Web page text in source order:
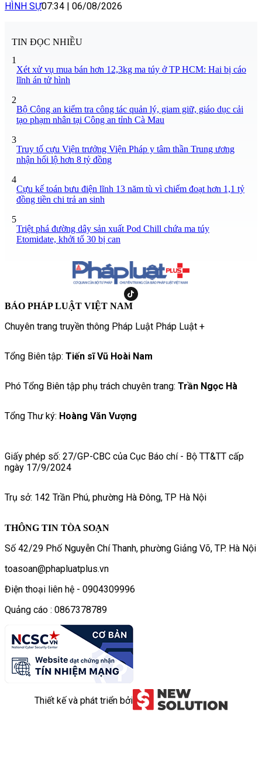
HÌNH SỰ07:34 06/08/2026
TIN ĐỌC NHIỀU
1
Xét xử vụ mua bán hơn 12,3kg ma túy ở TP HCM: Hai bị cáo
lĩnh án tử hình
2
Bộ Công an kiểm tra công tác quản lý, giam giữ, giáo dục cải
tạo phạm nhân tại Công an tỉnh Cà Mau
3
Truy tố cựu Viện trưởng Viện Pháp y tâm thần Trung ương
nhận hối lộ hơn 8 tỷ đồng
4
Cựu kế toán bưu điện lĩnh 13 năm tù vì chiếm đoạt hơn 1,1 tỷ
đồng tiền chi trả an sinh
5
Triệt phá đường dây sản xuất Pod Chill chứa ma túy
Etomidate, khởi tố 30 bị can
BÁO PHÁP LUẬT VIỆT NAM
Chuyên trang truyền thông Pháp Luật Pháp Luật +
Tổng Biên tập: Tiến sĩ Vũ Hoài Nam
Phó Tổng Biên tập phụ trách chuyên trang: Trần Ngọc Hà
Tổng Thư ký: Hoàng Văn Vượng
Giấy phép số: 27/GP-CBC của Cục Báo chí - Bộ TT&TT cấp
ngày 17/9/2024
Trụ sở: 142 Trần Phú, phường Hà Đông, TP Hà Nội
THÔNG TIN TÒA SOẠN
Số 42/29 Phố Nguyễn Chí Thanh, phường Giảng Võ, TP. Hà Nội
toasoan@phapluatplus.vn
Điện thoại liên hệ - 0904309996
Quảng cáo : 0867378789
Thiết kế và phát triển bởi